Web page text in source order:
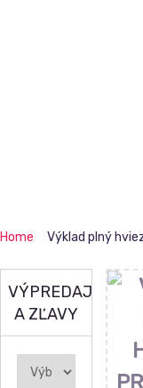
Home Výklad plný
VÝPREDAJE
A ZĽAVY